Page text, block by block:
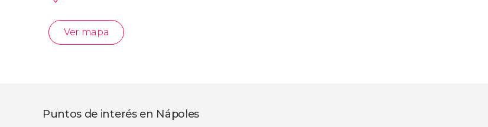
Ver mapa
Puntos de interés en Nápoles